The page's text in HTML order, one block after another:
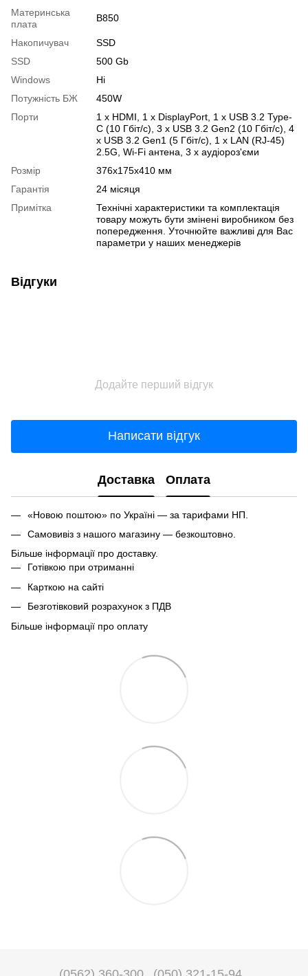
Материнська
плата
B850
Накопичувач
SSD
SSD
500 Gb
Windows
Ні
Потужність БЖ
450W
Порти
1 x HDMI, 1 x DisplayPort, 1 x USB 3.2 Type-
C (10 Гбіт/с), 3 x USB 3.2 Gen2 (10 Гбіт/с), 4
x USB 3.2 Gen1 (5 Гбіт/с), 1 x LAN (RJ-45)
2.5G, Wi-Fi антена, 3 х аудіороз'єми
Розмір
376x175x410 мм
Гарантія
24 місяця
Примітка
Технічні характеристики та комплектація
товару можуть бути змінені виробником без
попередження. Уточнюйте важливі для Вас
параметри у наших менеджерів
Відгуки
Додайте перший відгук
Написати відгук
Доставка Оплата
«Новою поштою» по Україні — за тарифами НП.
Самовивіз з нашого магазину — безкоштовно.
Більше інформації про доставку.
Готівкою при отриманні
Карткою на сайті
Безготівковий розрахунок з ПДВ
Більше інформації про оплату